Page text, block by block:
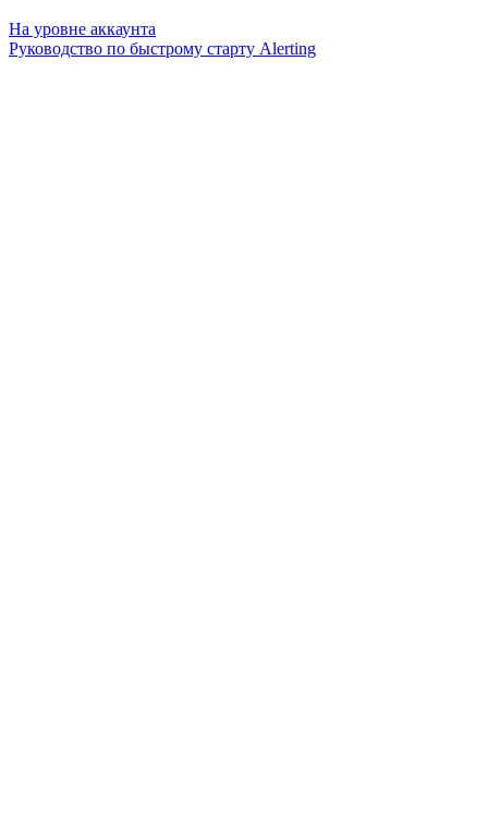
На уровне аккаунта
Руководство по быстрому старту Alerting